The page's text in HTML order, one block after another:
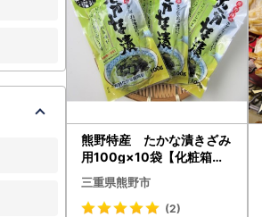
熊野特産 たかな漬きざみ
用100g×10袋【化粧箱入
り】【astk0008】
三重県熊野市
(2)